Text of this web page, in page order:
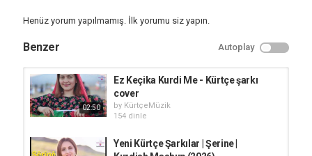
Henüz yorum yapılmamış. İlk yorumu siz yapın.
Benzer Autoplay
02:50
Ez Keçika Kurdi Me - Kürtçe şarkı
cover
by KürtçeMüzik
154 dinle
Yeni Kürtçe Şarkılar | Şerine |